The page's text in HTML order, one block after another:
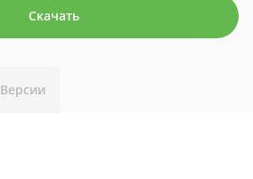
Скачать
Версии